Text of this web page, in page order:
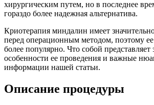
хирургическим путем, но в последнее
гораздо более надежная альтернатива.
Криотерапия миндалин имеет
перед операционным методом, поэтому
более популярно. Что собой представляет
особенности ее проведения и важные
информации нашей статьи.
Описание процедуры